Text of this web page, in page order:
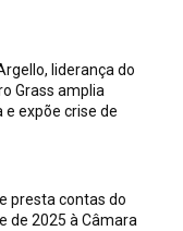
liderança do
Grass amplia
expõe crise de
presta contas do
de 2025 à Câmara